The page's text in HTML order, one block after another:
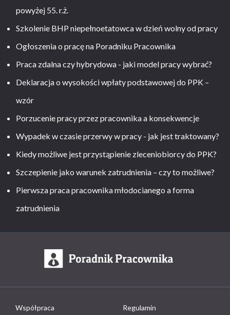
powyżej 55. r.ż.
Szkolenie BHP niepełnoetatowca w dzień wolny od pracy
Ogłoszenia o pracę na Poradniku Pracownika
Praca zdalna czy hybrydowa - jaki model pracy wybrać?
Deklaracja o wysokości wpłaty podstawowej do PPK –
wzór
Porzucenie pracy przez pracownika a konsekwencje
Wypadek w czasie przerwy w pracy - jak jest traktowany?
Kiedy możliwe jest przystąpienie zleceniobiorcy do PPK?
Szczepienie jako warunek zatrudnienia – czy to możliwe?
Pierwsza praca pracownika młodocianego a forma
zatrudnienia
Współpraca Regulamin